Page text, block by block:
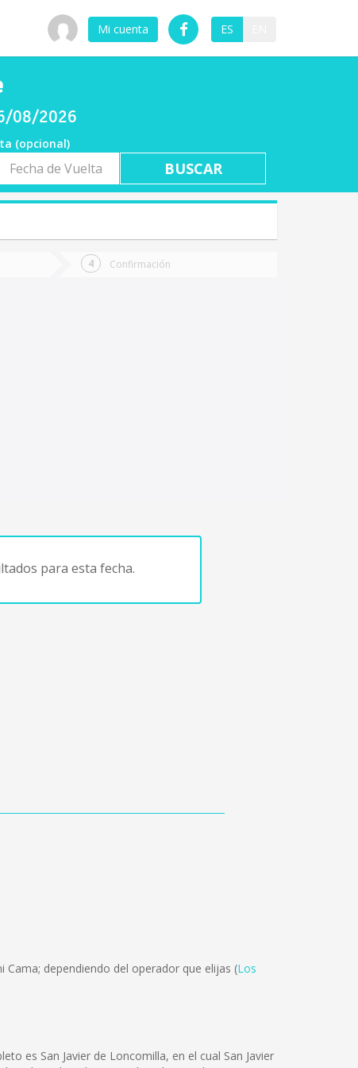
Mi cuenta ES
08/2026
(opcional)
Confirmación
para esta fecha.
Cama; dependiendo del operador que elijas (Los
es San Javier de Loncomilla, en el cual San Javier